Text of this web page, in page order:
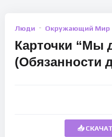
Люди Окружающий Мир
Карточки “Мы
(Обязанности
📥